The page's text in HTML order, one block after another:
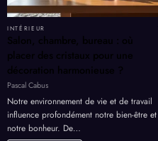
INTÉRIEUR
Salon, chambre, bureau : où
placer des cristaux pour une
décoration harmonieuse ?
Pascal Cabus
Notre environnement de vie et de travail
influence profondément notre bien-être et
notre bonheur. De…